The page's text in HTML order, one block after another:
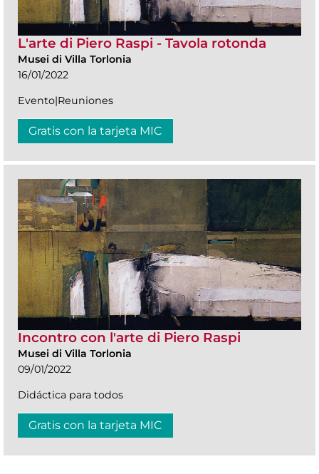
L'arte di Piero Raspi - Tavola rotonda
Musei di Villa Torlonia
16/01/2022
Evento|Reuniones
Gratis con la tarjeta MIC
Incontro con l'arte di Piero Raspi
Musei di Villa Torlonia
09/01/2022
Didáctica para todos
Gratis con la tarjeta MIC